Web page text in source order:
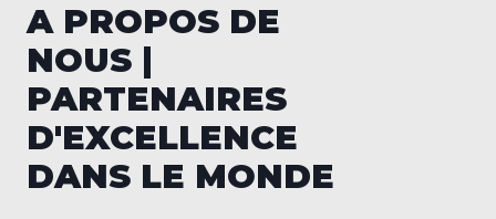
A PROPOS DE
NOUS |
PARTENAIRES
D'EXCELLENCE
DANS LE MONDE